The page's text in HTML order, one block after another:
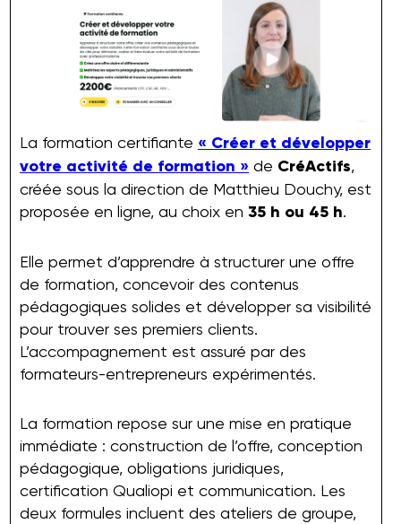
La formation certifiante « Créer et développer
votre activité de formation » de CréActifs,
créée sous la direction de Matthieu Douchy, est
proposée en ligne, au choix en 35 h ou 45 h.
Elle permet d’apprendre à structurer une offre
de formation, concevoir des contenus
pédagogiques solides et développer sa visibilité
pour trouver ses premiers clients.
L’accompagnement est assuré par des
formateurs-entrepreneurs expérimentés.
La formation repose sur une mise en pratique
immédiate : construction de l’offre, conception
pédagogique, obligations juridiques,
certification Qualiopi et communication. Les
deux formules incluent des ateliers de groupe,